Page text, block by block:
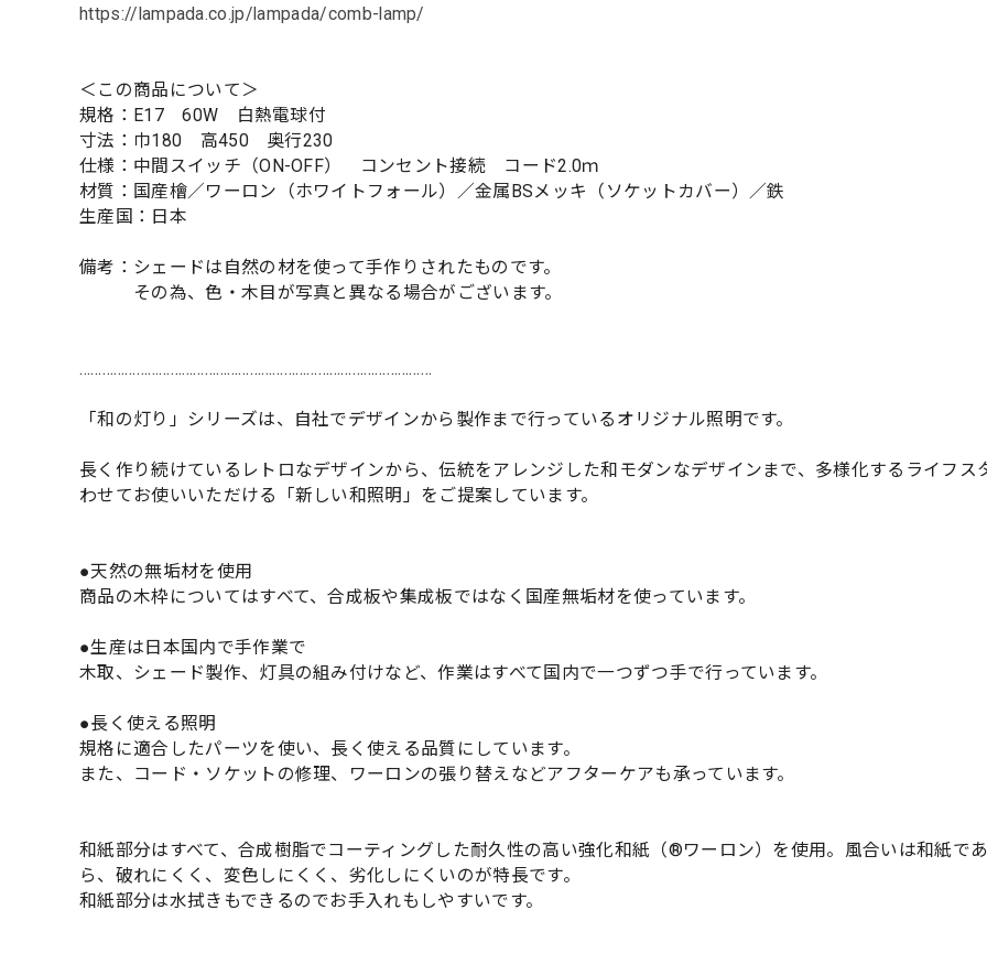
https://lampada.co.jp/lampada/comb-lamp/
＜この商品について＞
規格：E17 60W 白熱電球付
寸法：巾180 高450 奥行230
仕様：中間スイッチ（ON-OFF） コンセント接続 コード2.0ｍ
材質：国産檜／ワーロン（ホワイトフォール）／金属BSメッキ（ソケットカバー）／鉄
生産国：日本
備考：シェードは自然の材を使って手作りされたものです。
その為、色・木目が写真と異なる場合がございます。
…………………………………………………………………………………
「和の灯り」シリーズは、自社でデザインから製作まで行っているオリジナル照明です。
長く作り続けているレトロなデザインから、伝統をアレンジした和モダンなデザインまで、多様化するライフス
わせてお使いいただける「新しい和照明」をご提案しています。
●天然の無垢材を使用
商品の木枠についてはすべて、合成板や集成板ではなく国産無垢材を使っています。
●生産は日本国内で手作業で
木取、シェード製作、灯具の組み付けなど、作業はすべて国内で一つずつ手で行っています。
●長く使える照明
規格に適合したパーツを使い、長く使える品質にしています。
また、コード・ソケットの修理、ワーロンの張り替えなどアフターケアも承っています。
和紙部分はすべて、合成樹脂でコーティングした耐久性の高い強化和紙（®ワーロン）を使用。風合いは和紙で
ら、破れにくく、変色しにくく、劣化しにくいのが特長です。
和紙部分は水拭きもできるのでお手入れもしやすいです。